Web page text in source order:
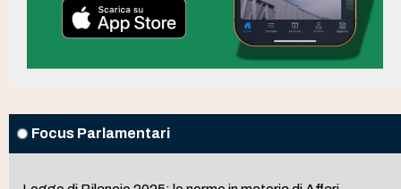
Focus Parlamentari